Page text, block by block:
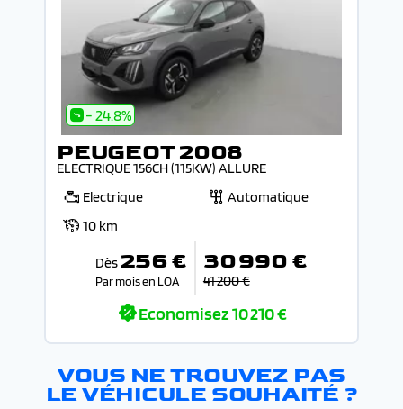
- 24.8%
PEUGEOT 2008
ELECTRIQUE 156CH (115KW) ALLURE
Electrique
Automatique
10 km
Dès 256 €
Par mois en LOA
30 990 €
41 200 €
Economisez10 210 €
VOUS NE TROUVEZ PAS
LE VÉHICULE SOUHAITÉ ?